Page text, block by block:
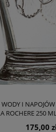
I
ROCHERE 250
175,00